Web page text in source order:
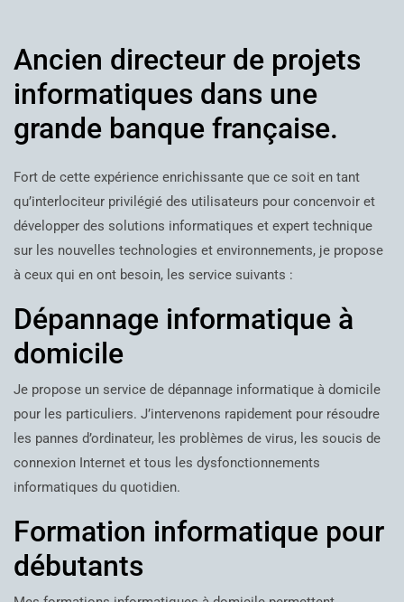
Ancien directeur de projets
informatiques dans une
grande banque française.
Fort de cette expérience enrichissante que ce soit en tant
qu’interlociteur privilégié des utilisateurs pour concenvoir et
développer des solutions informatiques et expert technique
sur les nouvelles technologies et environnements, je propose
à ceux qui en ont besoin, les service suivants :
Dépannage informatique à
domicile
Je propose un service de dépannage informatique à domicile
pour les particuliers. J’intervenons rapidement pour résoudre
les pannes d’ordinateur, les problèmes de virus, les soucis de
connexion Internet et tous les dysfonctionnements
informatiques du quotidien.
Formation informatique pour
débutants